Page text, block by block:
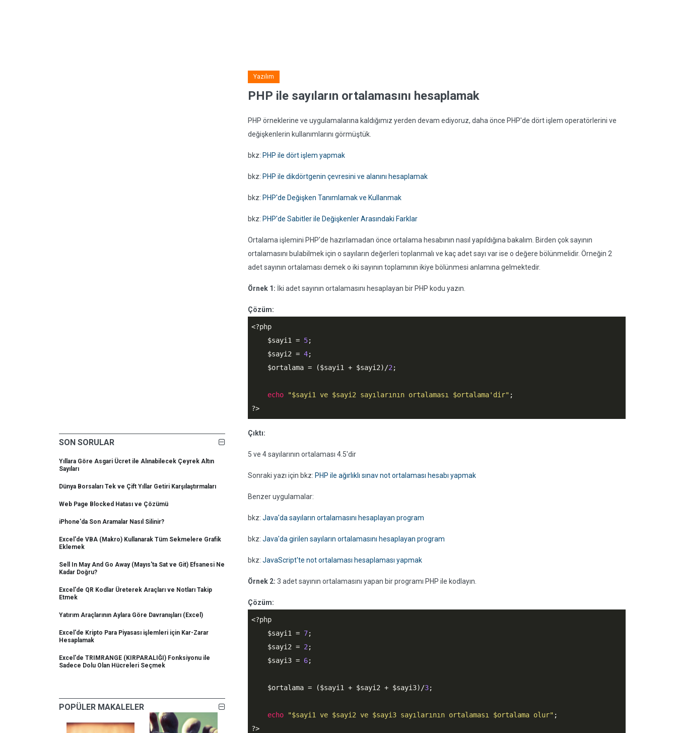
SON SORULAR
Yıllara Göre Asgari Ücret ile Alınabilecek Çeyrek Altın
Sayıları
Dünya Borsaları Tek ve Çift Yıllar Getiri Karşılaştırmaları
Web Page Blocked Hatası ve Çözümü
iPhone'da Son Aramalar Nasıl Silinir?
Excel'de VBA (Makro) Kullanarak Tüm Sekmelere Grafik
Eklemek
Sell In May And Go Away (Mayıs'ta Sat ve Git) Efsanesi Ne
Kadar Doğru?
Excel'de QR Kodlar Üreterek Araçları ve Notları Takip
Etmek
Yatırım Araçlarının Aylara Göre Davranışları (Excel)
Excel'de Kripto Para Piyasası işlemleri için Kar-Zarar
Hesaplamak
Excel'de TRIMRANGE (KIRPARALIĞI) Fonksiyonu ile
Sadece Dolu Olan Hücreleri Seçmek
POPÜLER MAKALELER
Yazılım
PHP ile sayıların ortalamasını hesaplamak
PHP örneklerine ve uygulamalarına kaldığımız yerden devam ediyoruz, daha önce PHP'de dört işlem operatörlerini ve
değişkenlerin kullanımlarını görmüştük.
bkz: PHP ile dört işlem yapmak
bkz: PHP ile dikdörtgenin çevresini ve alanını hesaplamak
bkz: PHP'de Değişken Tanımlamak ve Kullanmak
bkz: PHP'de Sabitler ile Değişkenler Arasındaki Farklar
Ortalama işlemini PHP'de hazırlamadan önce ortalama hesabının nasıl yapıldığına bakalım. Birden çok sayının
ortalamasını bulabilmek için o sayıların değerleri toplanmalı ve kaç adet sayı var ise o değere bölünmelidir. Örneğin 2
adet sayının ortalaması demek o iki sayının toplamının ikiye bölünmesi anlamına gelmektedir.
Örnek 1: İki adet sayının ortalamasını hesaplayan bir PHP kodu yazın.
Çözüm:
<?php
$sayi1
= 5;
$sayi2 = 4;
$ortalama = ($sayi1 + $sayi2)/2 ;
echo "$sayi1 ve $sayi2 sayılarının ortalaması $ortalama'dir"
?>
Çıktı:
5 ve 4 sayılarının ortalaması 4.5'dir
Sonraki yazı için bkz: PHP ile ağırlıklı sınav not ortalaması hesabı yapmak
Benzer uygulamalar:
bkz: Java'da sayıların ortalamasını hesaplayan program
bkz: Java'da girilen sayıların ortalamasını hesaplayan program
bkz: JavaScript'te not ortalaması hesaplaması yapmak
Örnek 2: 3 adet sayının ortalamasını yapan bir programı PHP ile kodlayın.
Çözüm:
<?php
$sayi1
= 7;
$sayi2 = 2 ;
$sayi3 = 6;
$ortalama = ($sayi1 + $sayi2 + $sayi3)/3;
echo "$sayi1 ve $sayi2 ve $sayi3 sayılarının ortalaması $ortalama olur"
?>